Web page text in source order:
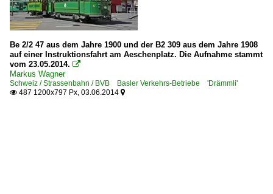
Be 2/2 47 aus dem Jahre 1900 und der B2 309 aus dem Jahre 1908
auf einer Instruktionsfahrt am Aeschenplatz. Die Aufnahme stammt
vom 23.05.2014. 
Markus Wagner
Schweiz / Strassenbahn / BVB Basler Verkehrs-Betriebe 'Drämmli'
 487 1200x797 Px, 03.06.2014 